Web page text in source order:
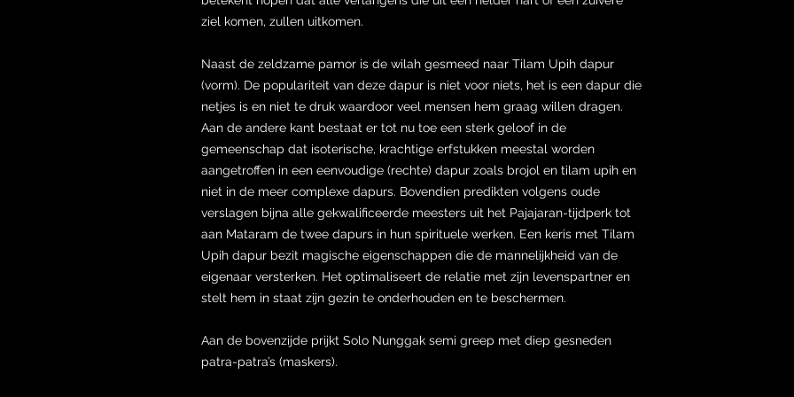
ziel komen, zullen uitkomen.
Naast de zeldzame pamor is de wilah gesmeed naar Tilam Upih dapur
(vorm). De populariteit van deze dapur is niet voor niets, het is een dapur die
netjes is en niet te druk waardoor veel mensen hem graag willen dragen.
Aan de andere kant bestaat er tot nu toe een sterk geloof in de
gemeenschap dat isoterische, krachtige erfstukken meestal worden
aangetroffen in een eenvoudige (rechte) dapur zoals brojol en tilam upih en
niet in de meer complexe dapurs. Bovendien predikten volgens oude
verslagen bijna alle gekwalificeerde meesters uit het Pajajaran-tijdperk tot
aan Mataram de twee dapurs in hun spirituele werken. Een keris met Tilam
Upih dapur bezit magische eigenschappen die de mannelijkheid van de
eigenaar versterken. Het optimaliseert de relatie met zijn levenspartner en
stelt hem in staat zijn gezin te onderhouden en te beschermen.
Aan de bovenzijde prijkt Solo Nunggak semi greep met diep gesneden
patra-patra’s (maskers).